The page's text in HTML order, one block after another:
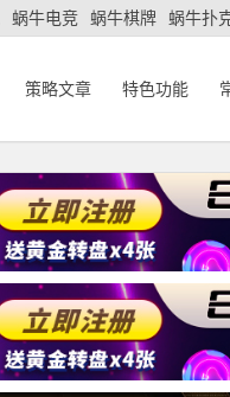
蜗牛电竞 蜗牛棋牌 蜗牛扑
策略文章 特色功能